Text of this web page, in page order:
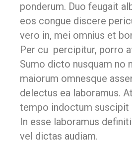
ponderum. Duo feugait
eos congue discere
vero in, mei omnius et
Per cu percipitur, porro
Sumo dicto nusquam no
maiorum omnesque
delectus ea laboramus.
tempo indoctum suscipit
In esse laboramus
vel dictas audiam.